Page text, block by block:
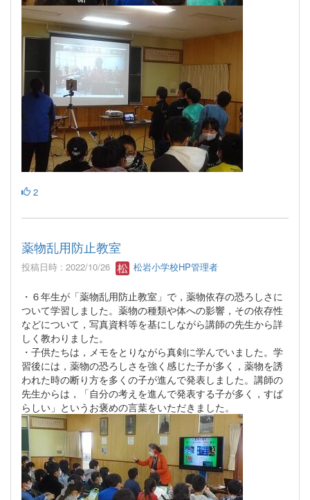
2
薬物乱用防止教室
投稿日時 : 2022/10/26 松岩小学校HP管理者
・６年生が「薬物乱用防止教室」で，薬物依存の恐ろしさに
ついて学習しました。薬物の種類や体への影響，その依存性
などについて，写真資料等を基にしながら講師の先生から詳
しく教わりました。
・子供たちは，メモをとりながら真剣に学んでいました。学
習後には，薬物の恐ろしさを強く感じた子が多く，薬物を誘
われた時の断り方を多くの子が進んで発表しました。講師の
先生からは，「自分の考えを進んで発表する子が多く，すば
らしい」というお褒めの言葉をいただきました。